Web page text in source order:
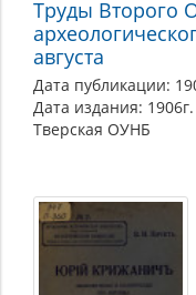
Труды Второго
августа
Дата публикации:
Дата издания: 1906г.
Тверская ОУНБ